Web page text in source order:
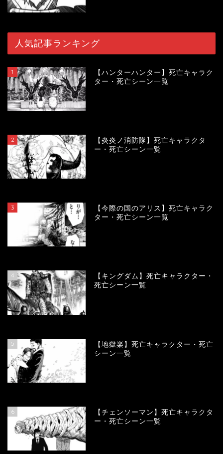
人気記事ランキング
1
【ハンターハンター】死亡キャラク
ター・死亡シーン一覧
2
【炎炎ノ消防隊】死亡キャラクタ
ー・死亡シーン一覧
3
【今際の国のアリス】死亡キャラク
ター・死亡シーン一覧
4
【キングダム】死亡キャラクター・
死亡シーン一覧
5
【地獄楽】死亡キャラクター・死亡
シーン一覧
6
【チェンソーマン】死亡キャラクタ
ー・死亡シーン一覧